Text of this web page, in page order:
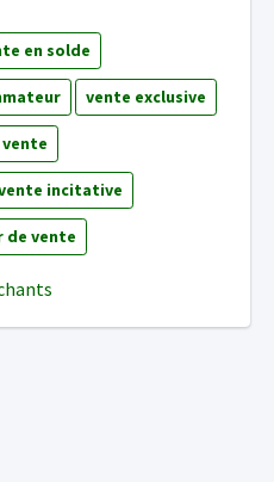
en solde
vente exclusive
incitative
de vente